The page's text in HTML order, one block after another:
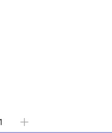
Choisir une quantité